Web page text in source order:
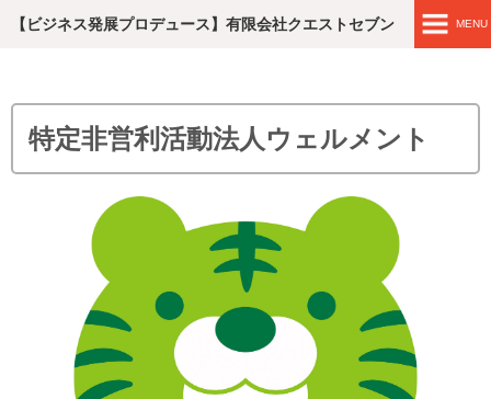
【ビジネス発展プロデュース】有限会社クエストセブン MENU
エンジニア レコメンド
伊藤佑グループ
林化学工業株式会社
ビスポークテーラー ガイ GUY
ゼネラルサプライ株式会社
特定非営利活動法人ウェルメント